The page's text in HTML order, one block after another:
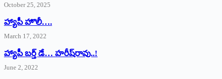
October 25, 2025
హ్యాపీ హొలీ….
March 17, 2022
హ్యాపీ బర్త్ ‌డే… హరీష్‌రావు..!
June 2, 2022